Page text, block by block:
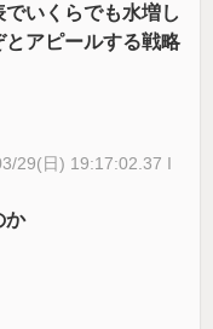
いくらでも水増し
アピールする戦略
29(日) 19:17:02.37 I
か